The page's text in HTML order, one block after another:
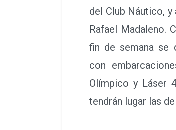
del Club Náutico,
Rafael Madaleno.
fin de semana se
con
Olímpico y Láser
tendrán lugar las